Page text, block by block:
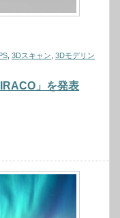
3Dスキャン 3Dモデリン
」を発表